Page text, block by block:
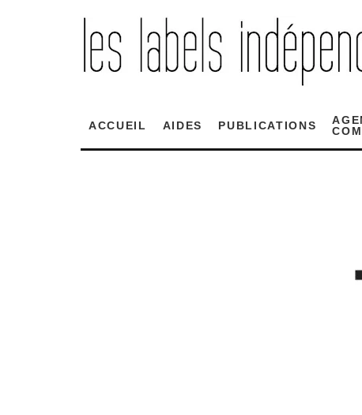
ACCUEIL AIDES PUBLICATIONS